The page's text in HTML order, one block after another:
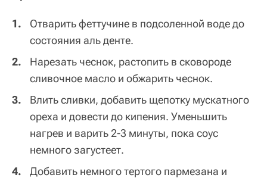
Отварить феттучине в подсоленной воде до
состояния аль денте.
Нарезать чеснок, растопить в сковороде
сливочное масло и обжарить чеснок.
Влить сливки, добавить щепотку мускатного
ореха и довести до кипения. Уменьшить
нагрев и варить 2-3 минуты, пока соус
немного загустеет.
Добавить немного тертого пармезана и